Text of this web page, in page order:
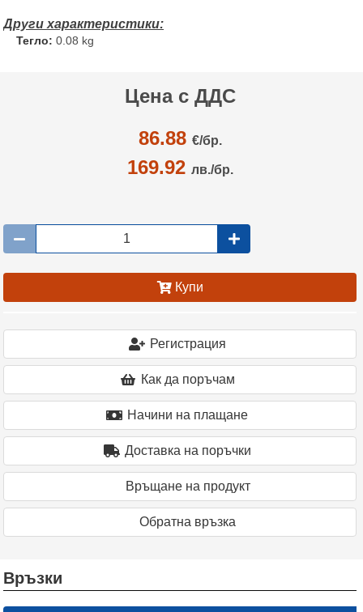
Тегло: 0.08 kg
Цена с ДДС
86.88 €/бр.
169.92 лв./бр.
Купи
Регистрация
Как да поръчам
Начини на плащане
Доставка на поръчки
Връщане на продукт
Oбратна връзка
Връзки